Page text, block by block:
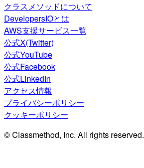
クラスメソッドについて
DevelopersIOとは
AWS支援サービス一覧
公式X(Twitter)
公式YouTube
公式Facebook
公式LinkedIn
アクセス情報
プライバシーポリシー
クッキーポリシー
© Classmethod, Inc. All rights reserved.